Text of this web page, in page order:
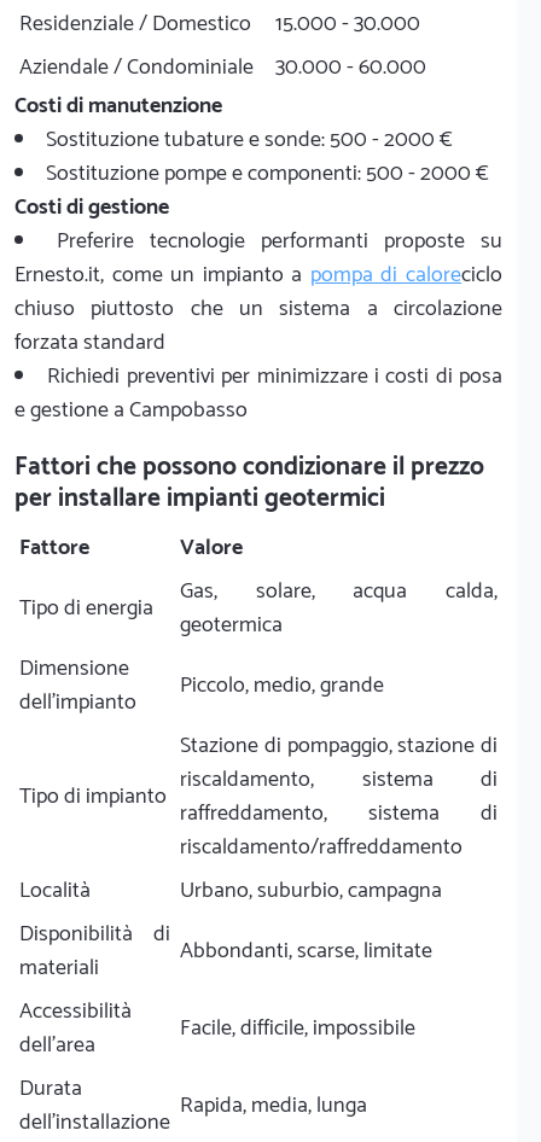
Residenziale / Domestico
15.000 - 30.000
Aziendale / Condominiale 30.000 - 60.000
Costi di manutenzione
Sostituzione tubature e sonde: 500 - 2000 €
Sostituzione pompe e componenti: 500 - 2000 €
Costi di gestione
Preferire tecnologie performanti proposte su
Ernesto.it, come un impianto a pompa di caloreciclo
chiuso piuttosto che un sistema a circolazione
forzata standard
Richiedi preventivi per minimizzare i costi di posa
e gestione a Campobasso
Fattori che possono condizionare il prezzo
per installare impianti geotermici
Fattore
Valore
Tipo di energia
Gas, solare, acqua calda,
geotermica
Dimensione
dell'impianto
Piccolo, medio, grande
Tipo di impianto
Stazione di pompaggio, stazione di
riscaldamento, sistema di
raffreddamento, sistema di
riscaldamento/raffreddamento
Località
Urbano, suburbio, campagna
Disponibilità di
materiali
Abbondanti, scarse, limitate
Accessibilità
dell'area
Facile, difficile, impossibile
Durata
dell'installazione Rapida, media, lunga